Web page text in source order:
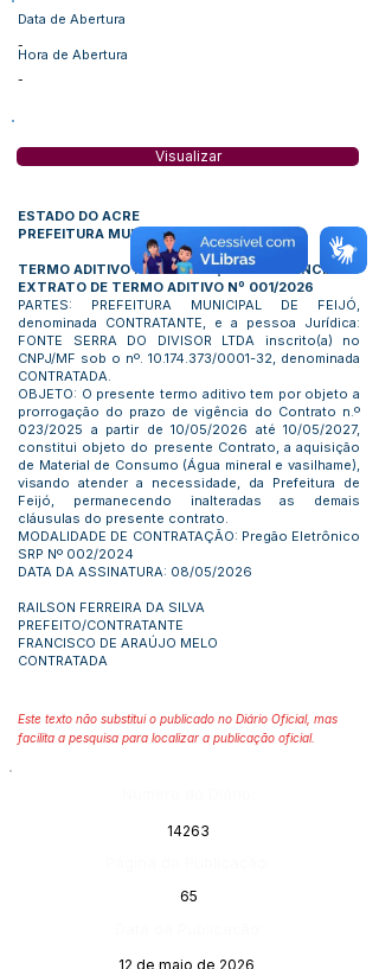
Data de Abertura
-
Hora de Abertura
-
Visualizar
ESTADO DO ACRE
PREFEITURA MUNICIPAL DE FEIJÓ
TERMO ADITIVO PRORROGAÇÃO DE VIGÊNCIA
EXTRATO DE TERMO ADITIVO Nº 001/2026
PARTES: PREFEITURA MUNICIPAL DE FEIJÓ,
denominada CONTRATANTE, e a pessoa Jurídica:
FONTE SERRA DO DIVISOR LTDA inscrito(a) no
CNPJ/MF sob o nº. 10.174.373/0001-32, denominada
CONTRATADA.
OBJETO: O presente termo aditivo tem por objeto a
prorrogação do prazo de vigência do Contrato n.º
023/2025 a partir de 10/05/2026 até 10/05/2027,
constitui objeto do presente Contrato, a aquisição
de Material de Consumo (Água mineral e vasilhame),
visando atender a necessidade, da Prefeitura de
Feijó, permanecendo inalteradas as demais
cláusulas do presente contrato.
MODALIDADE DE CONTRATAÇÃO: Pregão Eletrônico
SRP Nº 002/2024
DATA DA ASSINATURA: 08/05/2026
RAILSON FERREIRA DA SILVA
PREFEITO/CONTRATANTE
FRANCISCO DE ARAÚJO MELO
CONTRATADA
Este texto não substitui o publicado no Diário Oficial, mas
facilita a pesquisa para localizar a publicação oficial.
14263
65
12 de maio de 2026